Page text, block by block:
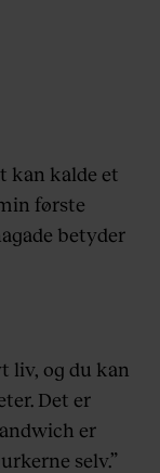
kan kalde et
første
betyder
liv, og du kan
Det er
er
selv.”